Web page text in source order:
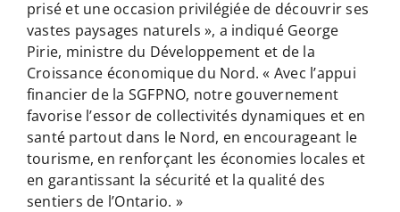
prisé et une occasion privilégiée de découvrir ses
vastes paysages naturels », a indiqué George
Pirie, ministre du Développement et de la
Croissance économique du Nord. « Avec l’appui
financier de la SGFPNO, notre gouvernement
favorise l’essor de collectivités dynamiques et en
santé partout dans le Nord, en encourageant le
tourisme, en renforçant les économies locales et
en garantissant la sécurité et la qualité des
sentiers de l’Ontario. »